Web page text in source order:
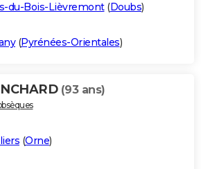
du-Bois-Lièvremont(Doubs)
(Pyrénées-Orientales)
(93 ans)
(Orne)